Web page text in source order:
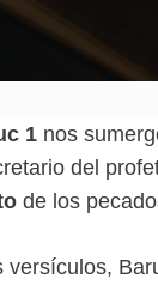
1 nos
del
de los
versículos,